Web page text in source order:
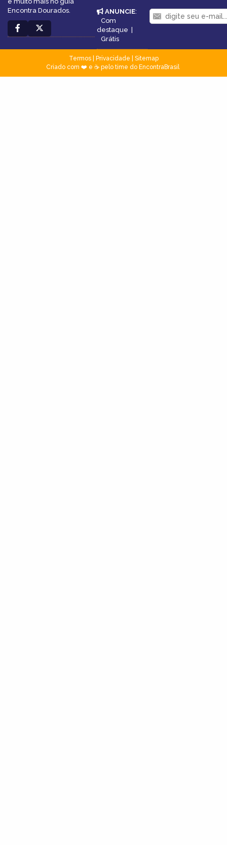
Encontra Dourados.
ANUNCIE:
Com
destaque
Grátis
Termos| Privacidade
Sitemap
Criado com ❤️ e ☕ pelo time do EncontraBrasil